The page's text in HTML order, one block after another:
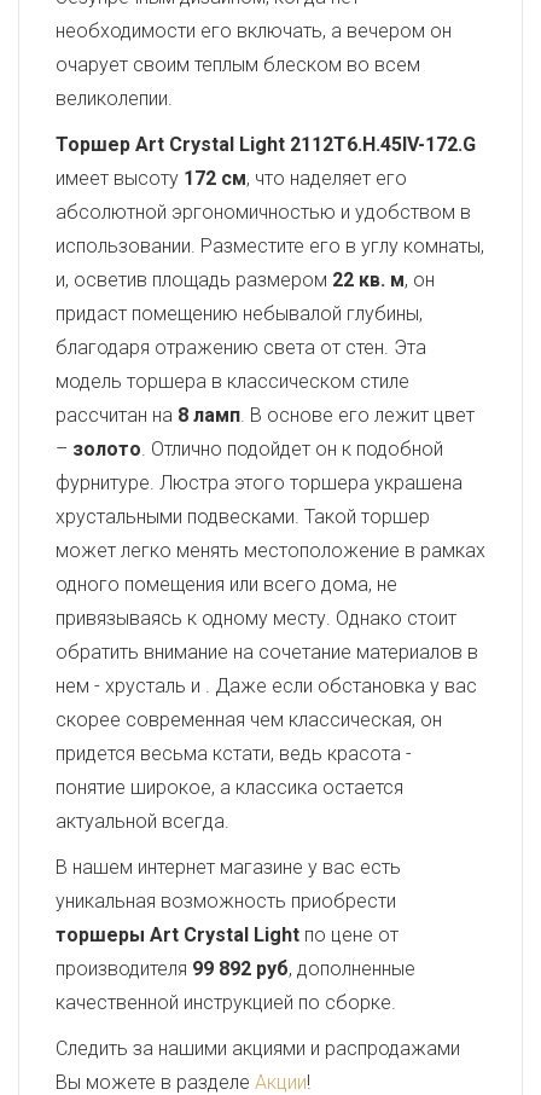
необходимости его включать, а вечером он
очарует своим теплым блеском во всем
великолепии.
Торшер Art Crystal Light 2112T6.H.45IV-172.G
имеет высоту 172 см, что наделяет его
абсолютной эргономичностью и удобством в
использовании. Разместите его в углу комнаты,
и, осветив площадь размером 22 кв. м, он
придаст помещению небывалой глубины,
благодаря отражению света от стен. Эта
модель торшера в классическом стиле
рассчитан на 8 ламп. В основе его лежит цвет
– золото. Отлично подойдет он к подобной
фурнитуре. Люстра этого торшера украшена
хрустальными подвесками. Такой торшер
может легко менять местоположение в рамках
одного помещения или всего дома, не
привязываясь к одному месту. Однако стоит
обратить внимание на сочетание материалов в
нем - хрусталь и . Даже если обстановка у вас
скорее современная чем классическая, он
придется весьма кстати, ведь красота -
понятие широкое, а классика остается
актуальной всегда.
В нашем интернет магазине у вас есть
уникальная возможность приобрести
торшеры Art Crystal Light по цене от
производителя 99 892 руб, дополненные
качественной инструкцией по сборке.
Следить за нашими акциями и распродажами
Вы можете в разделе Акции!